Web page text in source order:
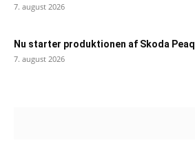
7. august 2026
Nu starter produktionen af Skoda Peaq
7. august 2026